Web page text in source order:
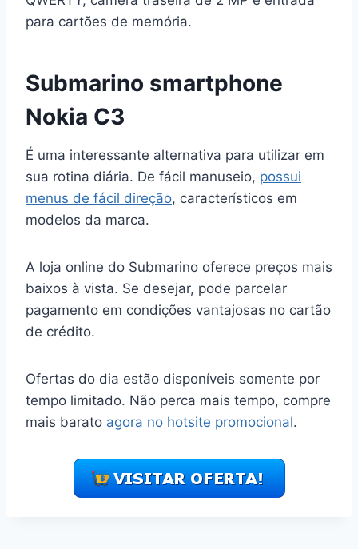
para cartões de memória.
Submarino smartphone
Nokia C3
É uma interessante alternativa para utilizar em
sua rotina diária. De fácil manuseio, possui
menus de fácil direção, característicos em
modelos da marca.
A loja online do Submarino oferece preços mais
baixos à vista. Se desejar, pode parcelar
pagamento em condições vantajosas no cartão
de crédito.
Ofertas do dia estão disponíveis somente por
tempo limitado. Não perca mais tempo, compre
mais barato agora no hotsite promocional.